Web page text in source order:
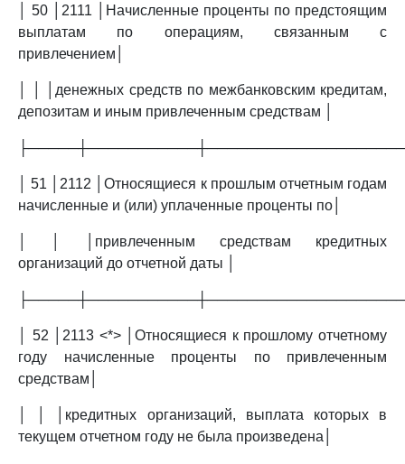
│ 50 │2111 │Начисленные проценты по предстоящим
выплатам по операциям, связанным с
привлечением│
│ │ │денежных средств по межбанковским кредитам,
депозитам и иным привлеченным средствам │
│ 51 │2112 │Относящиеся к прошлым отчетным годам
начисленные и (или) уплаченные проценты по│
│ │ │привлеченным средствам кредитных
организаций до отчетной даты │
│ 52 │2113 <*> │Относящиеся к прошлому отчетному
году начисленные проценты по привлеченным
средствам│
│ │ │кредитных организаций, выплата которых в
текущем отчетном году не была произведена│